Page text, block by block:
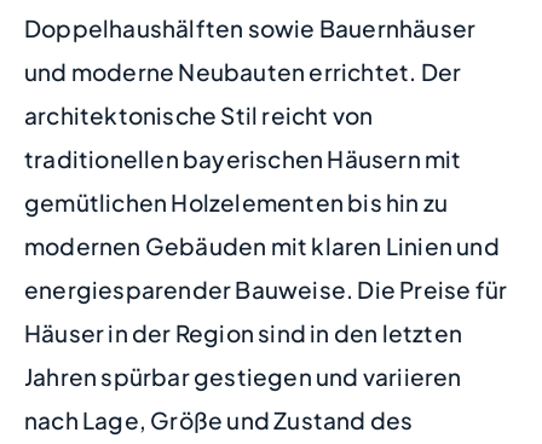
Doppelhaushälften sowie Bauernhäuser
und moderne Neubauten errichtet. Der
architektonische Stil reicht von
traditionellen bayerischen Häusern mit
gemütlichen Holzelementen bis hin zu
modernen Gebäuden mit klaren Linien und
energiesparender Bauweise. Die Preise für
Häuser in der Region sind in den letzten
Jahren spürbar gestiegen und variieren
nach Lage, Größe und Zustand des